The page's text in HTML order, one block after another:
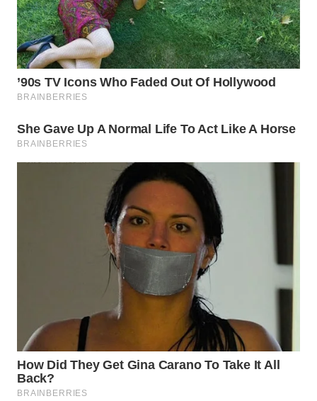
WN
INDRAMAYU
WN
KUNINGAN
MAJALENGKA
WN
PRIANGAN
WN